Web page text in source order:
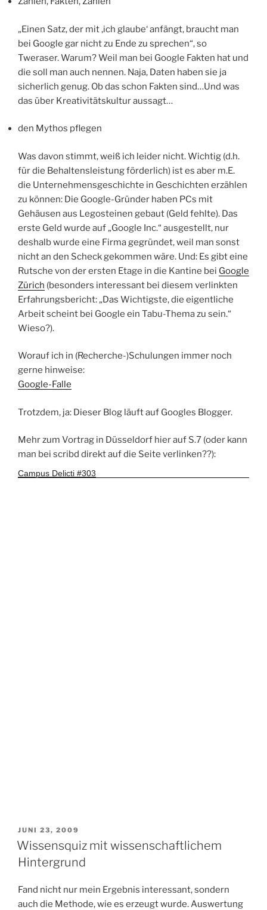
„Einen Satz, der mit ‚ich glaube‘ anfängt, braucht man
bei Google gar nicht zu Ende zu sprechen“, so
Tweraser. Warum? Weil man bei Google Fakten hat und
die soll man auch nennen. Naja, Daten haben sie ja
sicherlich genug. Ob das schon Fakten sind…Und was
das über Kreativitätskultur aussagt…
den Mythos pflegen
Was davon stimmt, weiß ich leider nicht. Wichtig (d.h.
für die Behaltensleistung förderlich) ist es aber m.E.
die Unternehmensgeschichte in Geschichten erzählen
zu können: Die Google-Gründer haben PCs mit
Gehäusen aus Legosteinen gebaut (Geld fehlte). Das
erste Geld wurde auf „Google Inc.“ ausgestellt, nur
deshalb wurde eine Firma gegründet, weil man sonst
nicht an den Scheck gekommen wäre. Und: Es gibt eine
Rutsche von der ersten Etage in die Kantine bei Google
Zürich (besonders interessant bei diesem verlinkten
Erfahrungsbericht: „Das Wichtigste, die eigentliche
Arbeit scheint bei Google ein Tabu-Thema zu sein.“
Wieso?).
Worauf ich in (Recherche-)Schulungen immer noch
gerne hinweise:
Google-Falle
Trotzdem, ja: Dieser Blog läuft auf Googles Blogger.
Mehr zum Vortrag in Düsseldorf hier auf S.7 (oder kann
man bei scribd direkt auf die Seite verlinken??):
Campus Delicti #303
VERÖFFENTLICHT
AM
JUNI 23, 2009
Wissensquiz mit wissenschaftlichem
Hintergrund
Fand nicht nur mein Ergebnis interessant, sondern
auch die Methode, wie es erzeugt wurde. Auswertung